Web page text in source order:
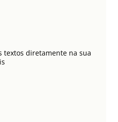
textos diretamente na sua